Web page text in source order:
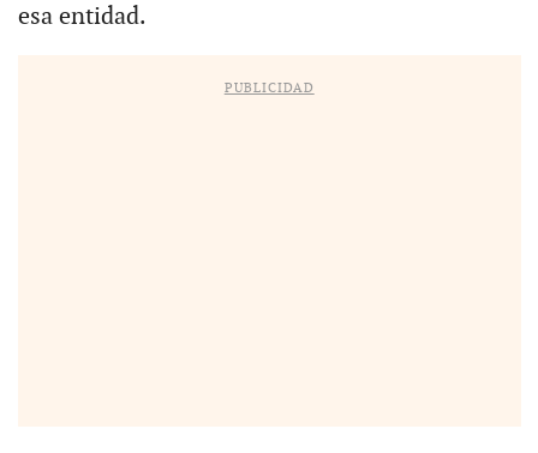
esa entidad.
PUBLICIDAD